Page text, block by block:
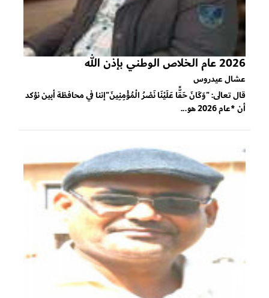
2026 عام الخلاص الوطني بإذن الله
عشال عيدروس
قال تعالى: "وَكَانَ حَقًّا عَلَيْنَا نَصْرُ الْمُؤْمِنِينَ"إننا في محافظة أبين نؤكد
أن *عام 2026 هو...